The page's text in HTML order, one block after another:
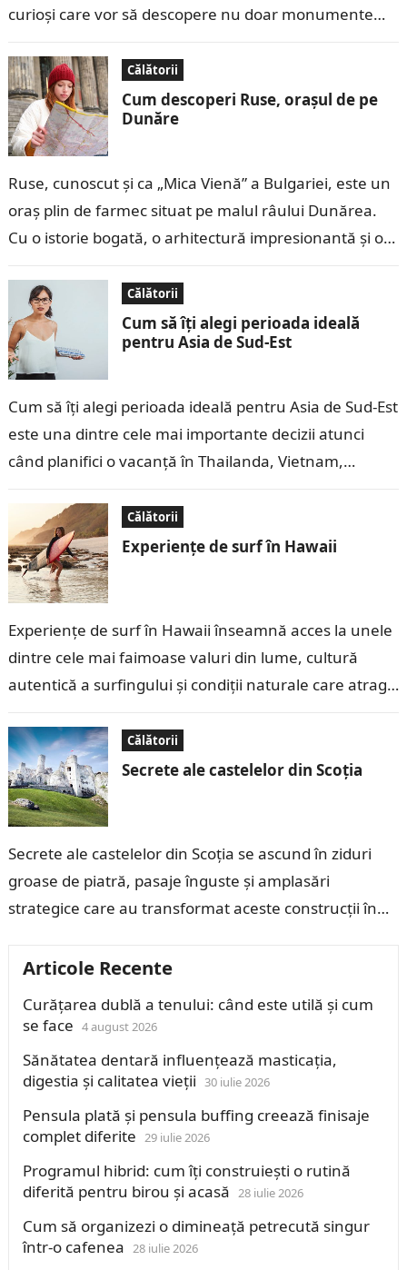
curioși care vor să descopere nu doar monumente
Călătorii
Cum descoperi Ruse, orașul de pe
Dunăre
Ruse, cunoscut și ca „Mica Vienă” a Bulgariei, este un
oraș plin de farmec situat pe malul râului Dunărea.
Cu o istorie bogată, o arhitectură impresionantă și o…
Călătorii
Cum să îți alegi perioada ideală
pentru Asia de Sud-Est
Cum să îți alegi perioada ideală pentru Asia de Sud-Est
este una dintre cele mai importante decizii atunci
când planifici o vacanță în Thailanda, Vietnam,
Călătorii
Experiențe de surf în Hawaii
Experiențe de surf în Hawaii înseamnă acces la unele
dintre cele mai faimoase valuri din lume, cultură
autentică a surfingului și condiții naturale care atrag
Călătorii
Secrete ale castelelor din Scoția
Secrete ale castelelor din Scoția se ascund în ziduri
groase de piatră, pasaje înguste și amplasări
strategice care au transformat aceste construcții în
Articole Recente
Curățarea dublă a tenului: când este utilă și cum
se face 4 august 2026
Sănătatea dentară influențează masticația,
digestia și calitatea vieții 30 iulie 2026
Pensula plată și pensula buffing creează finisaje
complet diferite 29 iulie 2026
Programul hibrid: cum îți construiești o rutină
diferită pentru birou și acasă 28 iulie 2026
Cum să organizezi o dimineață petrecută singur
într-o cafenea 28 iulie 2026